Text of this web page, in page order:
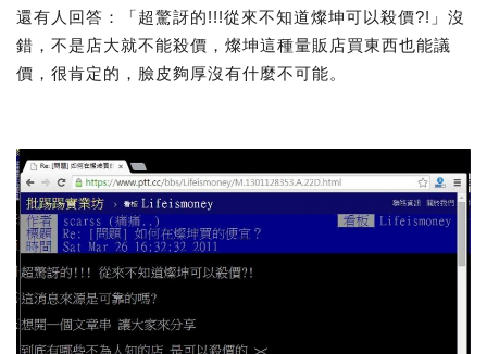
還有人回答：「超驚訝的!!!從來不知道燦坤可以殺價?!」沒
錯，不是店大就不能殺價，燦坤這種量販店買東西也能議
價，很肯定的，臉皮夠厚沒有什麼不可能。